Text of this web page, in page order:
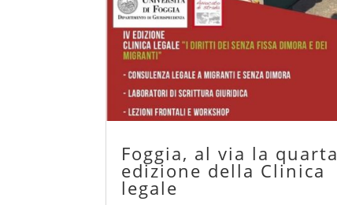
Foggia, al via la quarta
edizione della Clinica
legale